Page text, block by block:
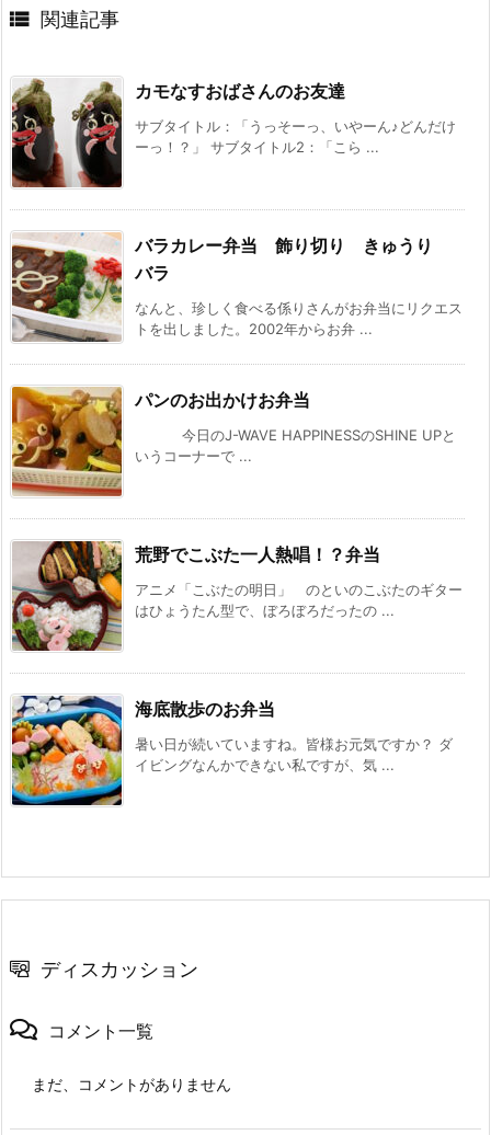
 関連記事
カモなすおばさんのお友達
サブタイトル：「うっそーっ、いやーん♪どんだけ
ーっ！？」 サブタイトル2：「こら ...
バラカレー弁当 飾り切り きゅうり
バラ
なんと、珍しく食べる係りさんがお弁当にリクエス
トを出しました。2002年からお弁 ...
パンのお出かけお弁当
今日のJ-WAVE HAPPINESSのSHINE UPと
いうコーナーで ...
荒野でこぶた一人熱唱！？弁当
アニメ「こぶたの明日」 のといのこぶたのギター
はひょうたん型で、ぼろぼろだったの ...
海底散歩のお弁当
暑い日が続いていますね。皆様お元気ですか？ ダ
イビングなんかできない私ですが、気 ...
ディスカッション
コメント一覧
まだ、コメントがありません